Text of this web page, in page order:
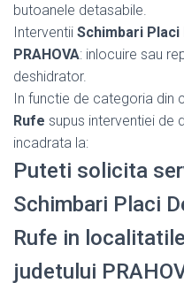
butoanele detasabile.
Interventii Schimbari Placi
PRAHOVA: inlocuire sau
deshidrator.
In functie de categoria din
Rufe supus interventiei de
incadrata la:
Puteti solicita
Schimbari Placi
Rufe in
judetului